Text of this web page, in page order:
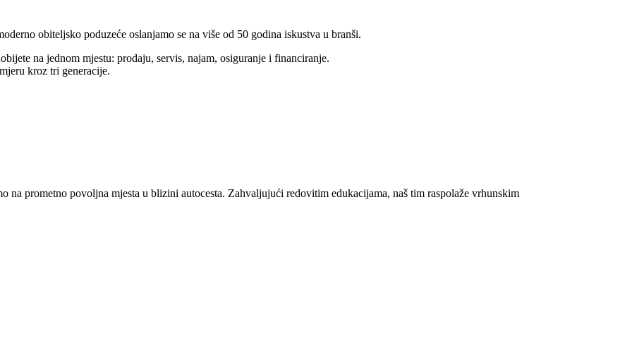
obiteljsko poduzeće oslanjamo se na više od 50 godina iskustva u branši.
na jednom mjestu: prodaju, servis, najam, osiguranje i financiranje.
kroz tri generacije.
na prometno povoljna mjesta u blizini autocesta. Zahvaljujući redovitim edukacijama, naš tim raspolaže vrhunskim